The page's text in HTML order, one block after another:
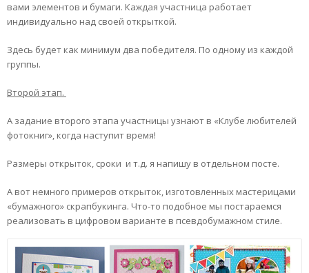
вами элементов и бумаги. Каждая участница работает
индивидуально над своей открыткой.
Здесь будет как минимум два победителя. По одному из каждой
группы.
Второй этап.
А задание второго этапа участницы узнают в «Клубе любителей
фотокниг», когда наступит время!
Размеры открыток, сроки и т.д. я напишу в отдельном посте.
А вот немного примеров открыток, изготовленных мастерицами
«бумажного» скрапбукинга. Что-то подобное мы постараемся
реализовать в цифровом варианте в псевдобумажном стиле.